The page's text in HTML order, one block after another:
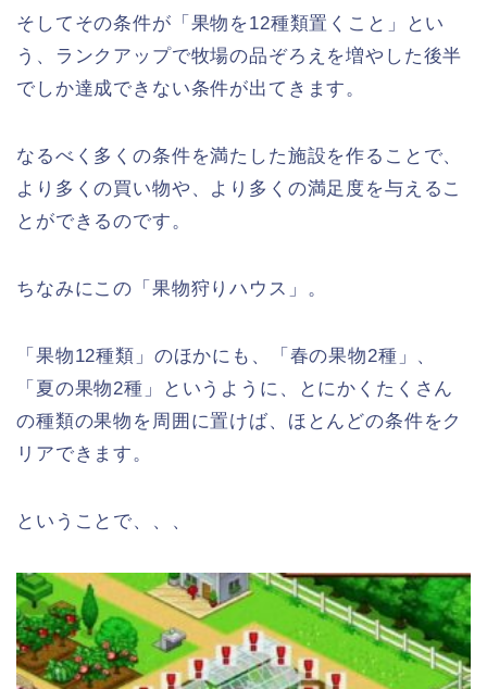
そしてその条件が「果物を12種類置くこと」とい
う、ランクアップで牧場の品ぞろえを増やした後半
でしか達成できない条件が出てきます。
なるべく多くの条件を満たした施設を作ることで、
より多くの買い物や、より多くの満足度を与えるこ
とができるのです。
ちなみにこの「果物狩りハウス」。
「果物12種類」のほかにも、「春の果物2種」、
「夏の果物2種」というように、とにかくたくさん
の種類の果物を周囲に置けば、ほとんどの条件をク
リアできます。
ということで、、、